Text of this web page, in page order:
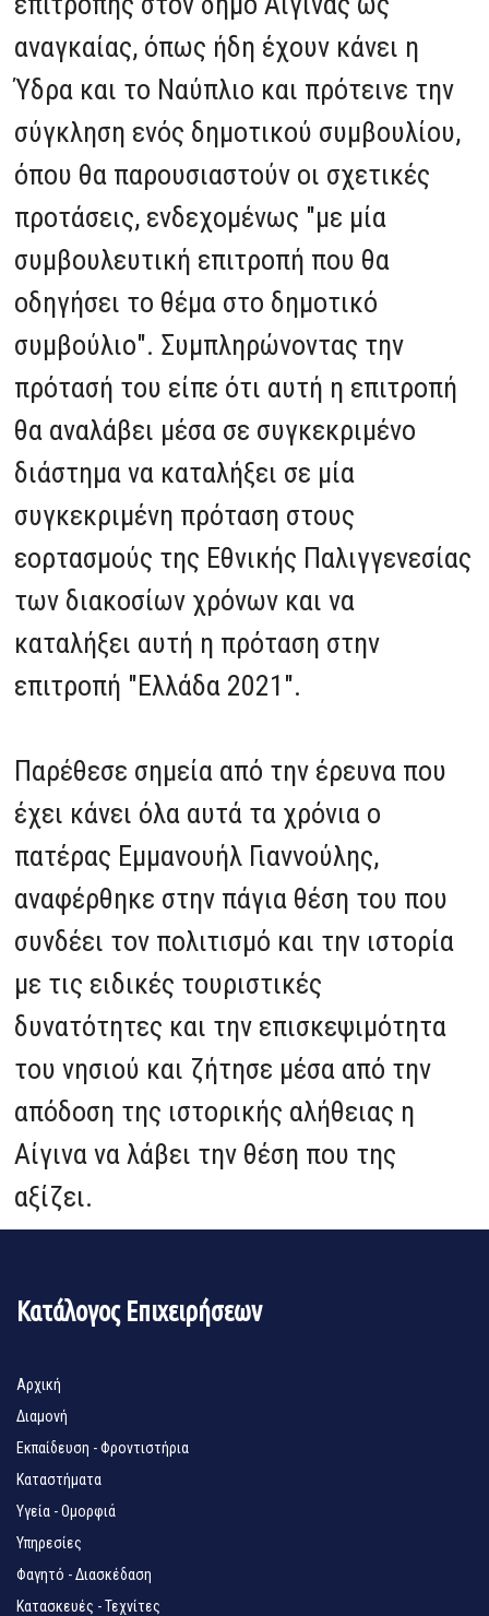
αναγκαίας, όπως ήδη έχουν κάνει η
Ύδρα και το Ναύπλιο και πρότεινε την
σύγκληση ενός δημοτικού συμβουλίου,
όπου θα παρουσιαστούν οι σχετικές
προτάσεις, ενδεχομένως "με μία
συμβουλευτική επιτροπή που θα
οδηγήσει το θέμα στο δημοτικό
συμβούλιο". Συμπληρώνοντας την
πρότασή του είπε ότι αυτή η επιτροπή
θα αναλάβει μέσα σε συγκεκριμένο
διάστημα να καταλήξει σε μία
συγκεκριμένη πρόταση στους
εορτασμούς της Εθνικής Παλιγγενεσίας
των διακοσίων χρόνων και να
καταλήξει αυτή η πρόταση στην
επιτροπή "Ελλάδα 2021".
Παρέθεσε σημεία από την έρευνα που
έχει κάνει όλα αυτά τα χρόνια ο
πατέρας Εμμανουήλ Γιαννούλης,
αναφέρθηκε στην πάγια θέση του που
συνδέει τον πολιτισμό και την ιστορία
με τις ειδικές τουριστικές
δυνατότητες και την επισκεψιμότητα
του νησιού και ζήτησε μέσα από την
απόδοση της ιστορικής αλήθειας η
Αίγινα να λάβει την θέση που της
αξίζει.
Κατάλογος Επιχειρήσεων
Αρχική
Διαμονή
Εκπαίδευση - Φροντιστήρια
Καταστήματα
Υγεία - Ομορφιά
Υπηρεσίες
Φαγητό - Διασκέδαση
Κατασκευές - Τεχνίτες